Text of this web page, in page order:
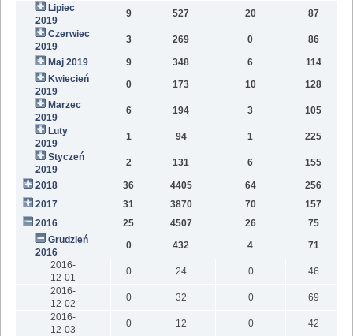
Lipiec
2019
9 527 20 87
Czerwiec
2019
3 269 0 86
Maj 2019 9 348 6 114
Kwiecień
2019
0 173 10 128
Marzec
2019
6 194 3 105
Luty
2019
1 94 1 225
Styczeń
2019
2 131 6 155
2018 36 4405 64 256
2017
31 3870 70
157
2016
25 4507 26
75
Grudzień
2016
0 432 4
71
2016-
12-01
0 24 0
46
2016-
12-02
0 32 0
69
2016-
12-03
0 12 0
42